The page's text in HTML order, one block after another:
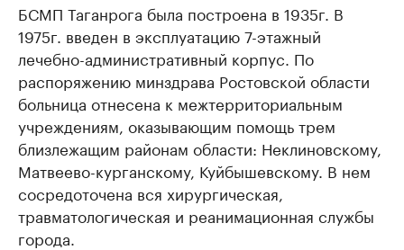
БСМП Таганрога была построена в 1935г. В
1975г. введен в эксплуатацию 7-этажный
лечебно-административный корпус. По
распоряжению минздрава Ростовской области
больница отнесена к межтерриториальным
учреждениям, оказывающим помощь трем
близлежащим районам области: Неклиновскому,
Матвеево-курганскому, Куйбышевскому. В нем
сосредоточена вся хирургическая,
травматологическая и реанимационная службы
города.